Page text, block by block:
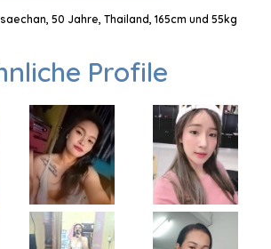
50 Jahre, Thailand, 165cm und 55kg
Profile